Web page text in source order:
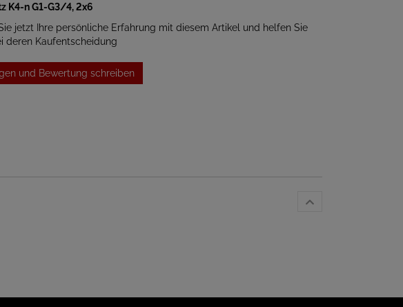
K4-n G1-G3/4, 2x6
jetzt Ihre persönliche Erfahrung mit diesem Artikel und helfen Sie
deren Kaufentscheidung
und Bewertung schreiben